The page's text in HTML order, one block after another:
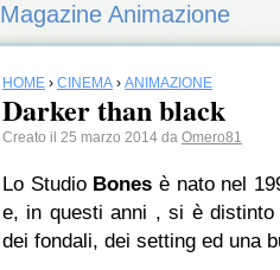
Magazine Animazione
HOME › CINEMA › ANIMAZIONE
Darker than black
Creato il 25 marzo 2014 da Omero81
Lo Studio Bones è nato nel
e, in questi anni , si è distinto
dei fondali, dei setting ed una